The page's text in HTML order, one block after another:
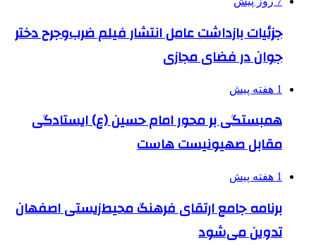
جزئیات بازداشت عامل انتشار فیلم ضرب‌وجرح دختر
جوان در فضای مجازی
1 هفته پیش
همبستگی بر محور امام حسین (ع) ایستادگی
مقابل صهیونیست هاست
1 هفته پیش
برنامه جامع ارتقای فرهنگ محیط‌زیستی اصفهان
تدوین می‌شود